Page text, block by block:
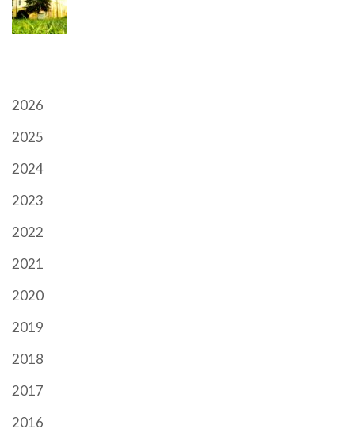
2026
2025
2024
2023
2022
2021
2020
2019
2018
2017
2016